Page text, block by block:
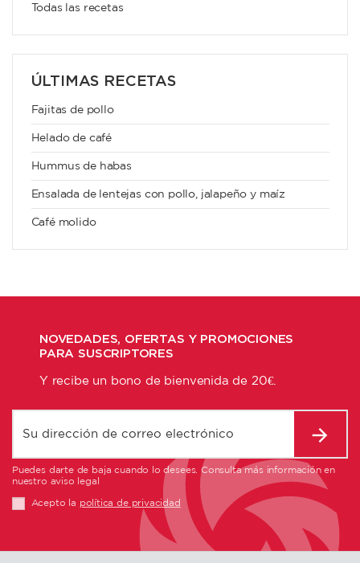
Todas las recetas
ÚLTIMAS RECETAS
Fajitas de pollo
Helado de café
Hummus de habas
Ensalada de lentejas con pollo, jalapeño y maíz
Café molido
NOVEDADES, OFERTAS Y PROMOCIONES
PARA SUSCRIPTORES
Y recibe un bono de bienvenida de 20€.
Puedes darte de baja cuando lo desees. Consulta más información en
nuestro aviso legal
Acepto la política de privacidad